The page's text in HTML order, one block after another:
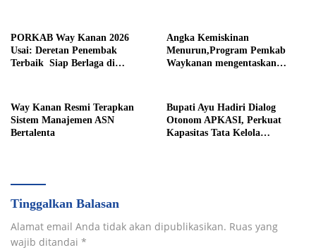
PORKAB Way Kanan 2026
Usai: Deretan Penembak
Terbaik Siap Berlaga di
Angka Kemiskinan
Menurun,Program Pemkab
Waykanan mengentaskan
Way Kanan Resmi Terapkan
Sistem Manajemen ASN
Bertalenta
Bupati Ayu Hadiri Dialog
Otonom APKASI, Perkuat
Kapasitas Tata Kelola
Tinggalkan Balasan
Alamat email Anda tidak akan dipublikasikan. Ruas yang
wajib ditandai *